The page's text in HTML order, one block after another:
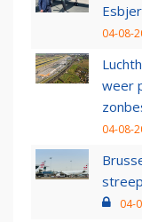
04-08-
weer
04-08-
04-